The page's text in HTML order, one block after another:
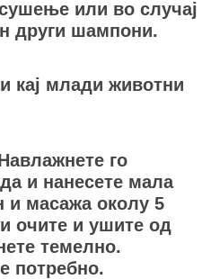
или во случај
други шампони.
кај млади животни
го
и нанесете мала
и масажа околу 5
очите и ушите од
темелно.
потребно.